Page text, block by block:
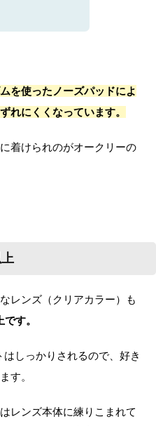
を使ったノーズパッドによ
れにくくなっています。
着けられのがオークリーの
レンズ（クリアカラー）も
す。
しっかりされるので、好き
す。
レンズ本体に練りこまれて